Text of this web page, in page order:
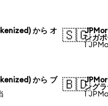
から オ
🇸🇬ンガ
1
から ブ
🇧🇩ング
1